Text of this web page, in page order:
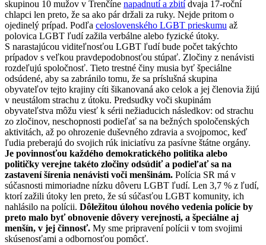
skupinou 10 mužov v Trenčíne napadnutí a zbitídvaja 17-roční
chlapci len preto, že sa ako pár držali za ruky. Nejde pritom o
ojedinelý prípad. Podľa celoslovenského LGBT prieskumu až
polovica LGBT ľudí zažila verbálne alebo fyzické útoky.
S narastajúcou viditeľnosťou LGBT ľudí bude počet takýchto
prípadov s veľkou pravdepodobnosťou stúpať. Zločiny z nenávisti
rozdeľujú spoločnosť. Tieto trestné činy musia byť špeciálne
odsúdené, aby sa zabránilo tomu, že sa príslušná skupina
obyvateľov tejto krajiny cíti šikanovaná ako celok a jej členovia žijú
v neustálom strachu z útoku. Predsudky voči skupinám
obyvateľstva môžu viesť k sérii nežiaducich následkov: od strachu
zo zločinov, neschopnosti podieľať sa na bežných spoločenských
aktivitách, až po ohrozenie duševného zdravia a svojpomoc, keď
ľudia preberajú do svojich rúk iniciatívu za pasívne štátne orgány.
Je povinnosťou každého demokratického politika alebo
političky verejne takéto zločiny odsúdiť a podieľať sa na
zastavení šírenia nenávisti voči menšinám. Polícia SR má v
súčasnosti mimoriadne nízku dôveru LGBT ľudí. Len 3,7 % z ľudí,
ktorí zažili útoky len preto, že sú súčasťou LGBT komunity, ich
nahlásilo na polícii. Dôležitou úlohou nového vedenia polície by
preto malo byť obnovenie dôvery verejnosti, a špeciálne aj
menšín, v jej činnosť. My sme pripravení polícii v tom svojimi
skúsenosťami a odbornosťou pomôcť.